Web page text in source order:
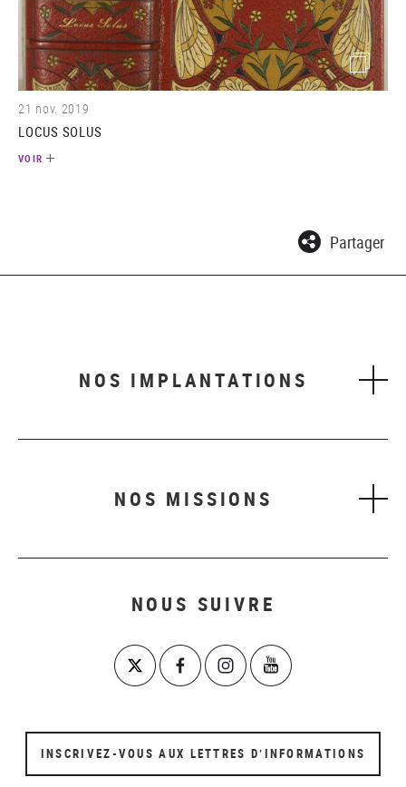
(image)
21 nov. 2019
LOCUS SOLUS
VOIR
Partager
NOS IMPLANTATIONS
NOS MISSIONS
NOUS SUIVRE
INSCRIVEZ-VOUS AUX LETTRES D’INFORMATIONS